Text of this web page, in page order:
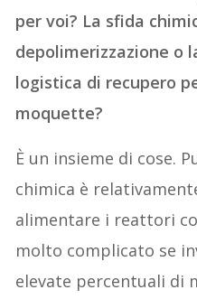
per voi? La sfida
depolimerizzazione o
logistica di recupero
moquette?
È un insieme di cose.
chimica è
alimentare i reattori
molto complicato se
elevate percentuali di